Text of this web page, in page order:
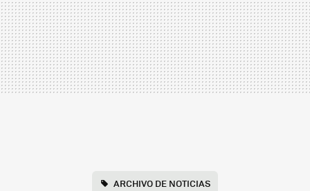
ARCHIVO DE NOTICIAS